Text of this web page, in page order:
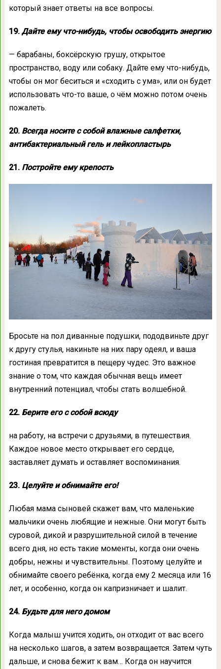
который знает ответы на все вопросы.
19.Дайте ему что-нибудь, чтобы освободить энергию
— барабаны, боксёрскую грушу, открытое
пространство, воду или собаку. Дайте ему что-нибудь,
чтобы он мог беситься и «сходить с ума», или он будет
использовать что-то ваше, о чём можно потом очень
пожалеть.
20. Всегда носите с собой влажные салфетки,
антибактериальный гель и лейкопластырь
21. Постройте ему крепость
Бросьте на пол диванные подушки, пододвиньте друг
к другу стулья, накиньте на них пару одеял, и ваша
гостиная превратится в пещеру чудес. Это важное
знание о том, что каждая обычная вещь имеет
внутренний потенциал, чтобы стать волшебной.
22. Берите его с собой всюду
на работу, на встречи с друзьями, в путешествия.
Каждое новое место открывает его сердце,
заставляет думать и оставляет воспоминания.
23. Целуйте и обнимайте его!
Любая мама сыновей скажет вам, что маленькие
мальчики очень любящие и нежные. Они могут быть
суровой, дикой и разрушительной силой в течение
всего дня, но есть такие моменты, когда они очень
добры, нежны и чувствительны. Поэтому целуйте и
обнимайте своего ребёнка, когда ему 2 месяца или 16
лет, и особенно, когда он капризничает и шалит.
24. Будьте для него домом
Когда малыш учится ходить, он отходит от вас всего
на несколько шагов, а затем возвращается. Затем чуть
дальше, и снова бежит к вам… Когда он научится